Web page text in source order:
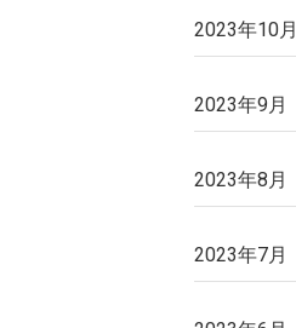
2023年10月
2023年9月
2023年8月
2023年7月